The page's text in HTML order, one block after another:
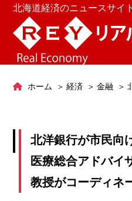
北海道経済のニュースサイト
ホーム 経済 金融
北洋銀行が市民向
医療総合アドバイ
教授がコーディネ